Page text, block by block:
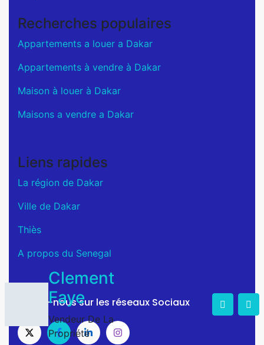
Recherches populaires
Appartements a louer a Dakar
Appartements à vendre à Dakar
Maison à louer à Dakar
Maisons a vendre a Dakar
Liens rapides
La région de Dakar
Ville de Dakar
Thiès
A propos du Senegal
Suivez-nous sur les réseaux Sociaux
Clement
Faye
Vendeur De La
Propriété